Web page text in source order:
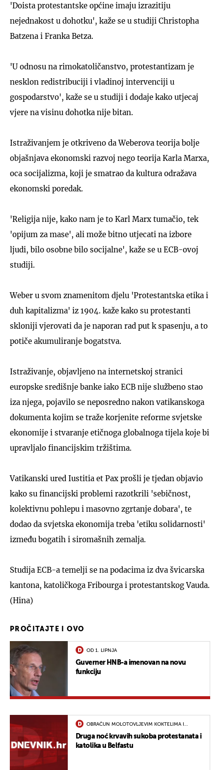
'Doista protestantske općine imaju izrazitiju
nejednakost u dohotku', kaže se u studiji Christopha
Batzena i Franka Betza.
'U odnosu na rimokatoličanstvo, protestantizam je
nesklon redistribuciji i vladinoj intervenciji u
gospodarstvo', kaže se u studiji i dodaje kako utjecaj
vjere na visinu dohotka nije bitan.
Istraživanjem je otkriveno da Weberova teorija bolje
objašnjava ekonomski razvoj nego teorija Karla Marxa,
oca socijalizma, koji je smatrao da kultura odražava
ekonomski poredak.
'Religija nije, kako nam je to Karl Marx tumačio, tek
'opijum za mase', ali može bitno utjecati na izbore
ljudi, bilo osobne bilo socijalne', kaže se u ECB-ovoj
studiji.
Weber u svom znamenitom djelu 'Protestantska etika i
duh kapitalizma' iz 1904. kaže kako su protestanti
skloniji vjerovati da je naporan rad put k spasenju, a to
potiče akumuliranje bogatstva.
Istraživanje, objavljeno na internetskoj stranici
europske središnje banke iako ECB nije službeno stao
iza njega, pojavilo se neposredno nakon vatikanskoga
dokumenta kojim se traže korjenite reforme svjetske
ekonomije i stvaranje etičnoga globalnoga tijela koje bi
upravljalo financijskim tržištima.
Vatikanski ured Iustitia et Pax prošli je tjedan objavio
kako su financijski problemi razotkrili 'sebičnost,
kolektivnu pohlepu i masovno zgrtanje dobara', te
dodao da svjetska ekonomija treba 'etiku solidarnosti'
između bogatih i siromašnih zemalja.
Studija ECB-a temelji se na podacima iz dva švicarska
kantona, katoličkoga Fribourga i protestantskog Vauda.
(Hina)
PROČITAJTE I OVO
OD 1. LIPNJA
Guverner HNB-a imenovan na novu
funkciju
OBRAČUN MOLOTOVLJEVIM KOKTELIMA I
Druga noć krvavih sukoba protestanata i
katolika u Belfastu